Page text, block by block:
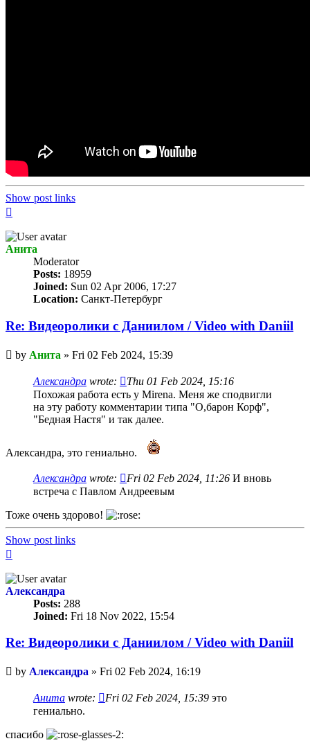
Show post links
Анита
Мoderator
Posts: 18959
Joined: Sun 02 Apr 2006, 17:27
Location: Санкт-Петербург
Re: Видеоролики с Даниилом / Video with Daniil
Unread
post
by Анита » Fri 02 Feb 2024, 15:39
Александра wrote:
Thu 01 Feb 2024, 15:16
Похожая работа есть у Mirena. Меня же сподвигли
на эту работу комментарии типа "О,барон Корф",
"Бедная Настя" и так далее.
Александра, это гениально.
Александра wrote: Fri 02 Feb 2024, 11:26 И вновь
встреча с Павлом Андреевым
Тоже очень здорово!
Show post links
Александра
Posts: 288
Joined: Fri 18 Nov 2022, 15:54
Re: Видеоролики с Даниилом / Video with Daniil
Unread
post
by Александра » Fri 02 Feb 2024, 16:19
Анита wrote: Fri 02 Feb 2024, 15:39 это
гениально.
спасибо